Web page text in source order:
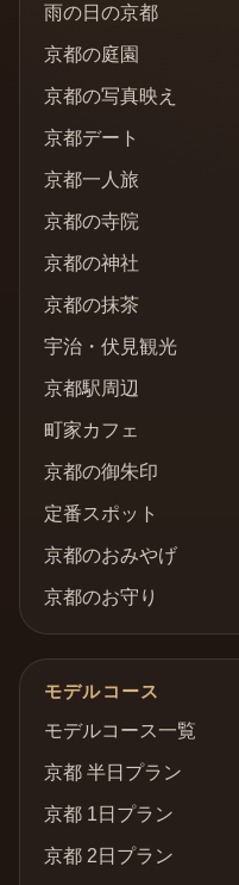
雨の日の京都
京都の庭園
京都の写真映え
京都デート
京都一人旅
京都の寺院
京都の神社
京都の抹茶
宇治・伏見観光
京都駅周辺
町家カフェ
京都の御朱印
定番スポット
京都のおみやげ
京都のお守り
モデルコース
モデルコース一覧
京都 半日プラン
京都 1日プラン
京都 2日プラン